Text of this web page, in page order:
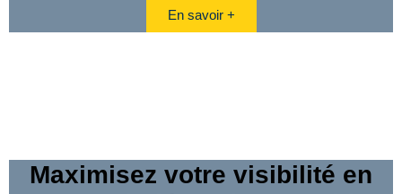
En savoir +
Maximisez votre visibilité en